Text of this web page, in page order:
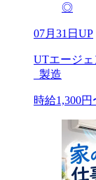
◎
07月31日UP
UTエージ
_製造
時給1,300円